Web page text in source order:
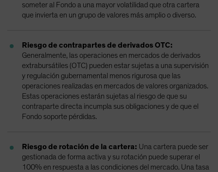
someter al Fondo a una mayor volatilidad que otra cartera
que invierta en un grupo de valores más amplio o diverso.
Riesgo de contrapartes de derivados OTC:
Generalmente, las operaciones en mercados de derivados
extrabursátiles (OTC) pueden estar sujetas a una supervisión
y regulación gubernamental menos rigurosa que las
operaciones realizadas en mercados de valores organizados.
Estas operaciones estarán sujetas al riesgo de que su
contraparte directa incumpla sus obligaciones y de que el
Fondo soporte pérdidas.
Riesgo de rotación de la cartera: Una cartera puede ser
gestionada de forma activa y su rotación puede superar el
100% en respuesta a las condiciones del mercado. Una tasa